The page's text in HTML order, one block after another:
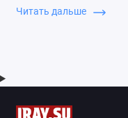
установки аксессуара
применять
Читать дальше